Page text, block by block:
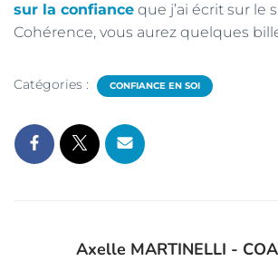
sur la confiance que j’ai écrit sur le
Cohérence, vous aurez quelques
Catégories : CONFIANCE EN SOI
Axelle MARTINELLI -